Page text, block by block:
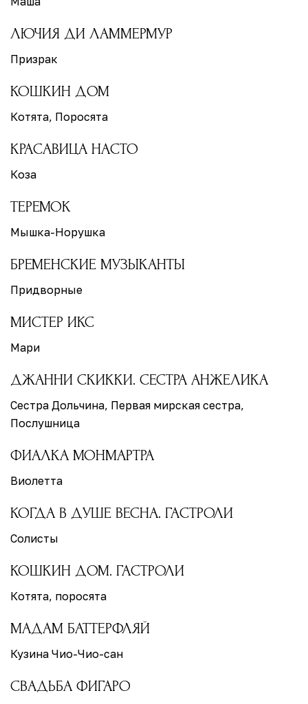
ЛЮЧИЯ ДИ ЛАММЕРМУР
Призрак
КОШКИН ДОМ
Котята, Поросята
КРАСАВИЦА НАСТО
Коза
ТЕРЕМОК
Мышка-Норушка
БРЕМЕНСКИЕ МУЗЫКАНТЫ
Придворные
МИСТЕР ИКС
Мари
ДЖАННИ СКИККИ. СЕСТРА АНЖЕЛИКА
Сестра Дольчина, Первая мирская сестра,
Послушница
ФИАЛКА МОНМАРТРА
Виолетта
КОГДА В ДУШЕ ВЕСНА. ГАСТРОЛИ
Солисты
КОШКИН ДОМ. ГАСТРОЛИ
Котята, поросята
МАДАМ БАТТЕРФЛЯЙ
Кузина Чио-Чио-сан
СВАДЬБА ФИГАРО